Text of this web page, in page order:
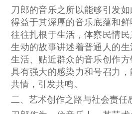
刀郎的音乐之所以能够引发
得益于其深厚的音乐底蕴和
往往扎根于生活，体察民情
生动的故事讲述着普通人的
生活、贴近群众的音乐创作
具有强大的感染力和号召力
共情，引发共鸣。
二、艺术创作之路与社会责任